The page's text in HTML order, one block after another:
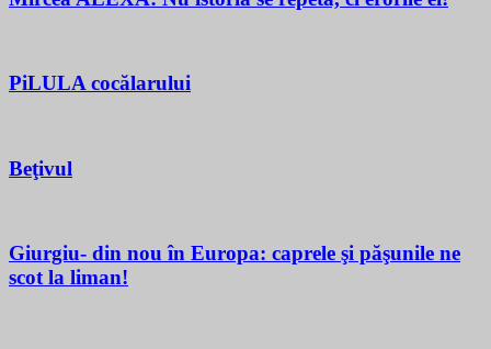
PiLULA cocălarului
Beţivul
Giurgiu- din nou în Europa: caprele şi păşunile ne
scot la liman!